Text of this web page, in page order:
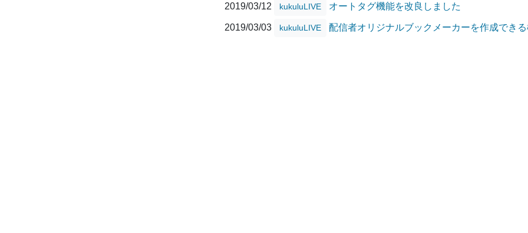
2019/03/12 kukuluLIVE オートタグ機能を改良しました
2019/03/03 kukuluLIVE 配信者オリジナルブックメーカーを作成でき